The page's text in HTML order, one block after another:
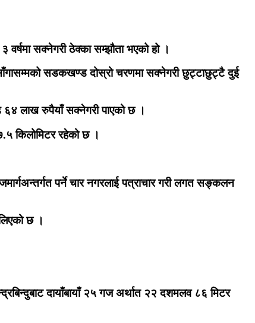
सक्नेगरी ठेक्का सम्झौता भएको हो ।
सडकखण्ड दोस्रो चरणमा सक्नेगरी छुट्टाछुट्टै दुई
लाख रुपैयाँ सक्नेगरी पाएको छ ।
किलोमिटर रहेको छ ।
पर्ने चार नगरलाई पत्राचार गरी लगत सङ्कलन
छ ।
दायाँबायाँ २५ गज अर्थात २२ दशमलव ८६ मिटर